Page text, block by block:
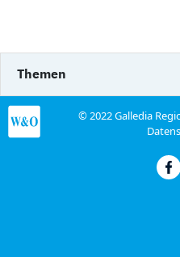
Themen
© 2022 Galledia